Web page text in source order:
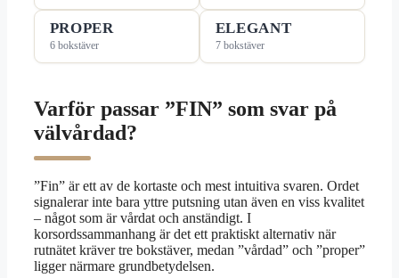
PROPER
6 bokstäver
ELEGANT
7 bokstäver
Varför passar ”FIN” som svar på
välvårdad?
”Fin” är ett av de kortaste och mest intuitiva svaren. Ordet
signalerar inte bara yttre putsning utan även en viss kvalitet
– något som är vårdat och anständigt. I
korsordssammanhang är det ett praktiskt alternativ när
rutnätet kräver tre bokstäver, medan ”vårdad” och ”proper”
ligger närmare grundbetydelsen.